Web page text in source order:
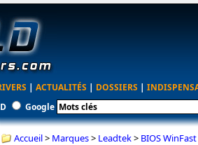
| ACTUALITÉS | DOSSIERS |
Google
Accueil> Marques> Leadtek> BIOS WinFast